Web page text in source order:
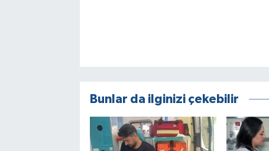
Bunlar da ilginizi çekebilir